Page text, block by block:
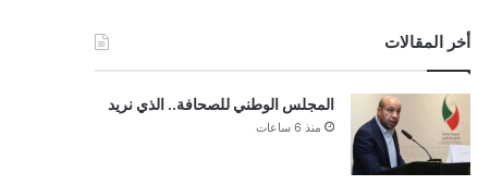
أخر المقالات
المجلس الوطني للصحافة.. الذي نريد
منذ 6 ساعات